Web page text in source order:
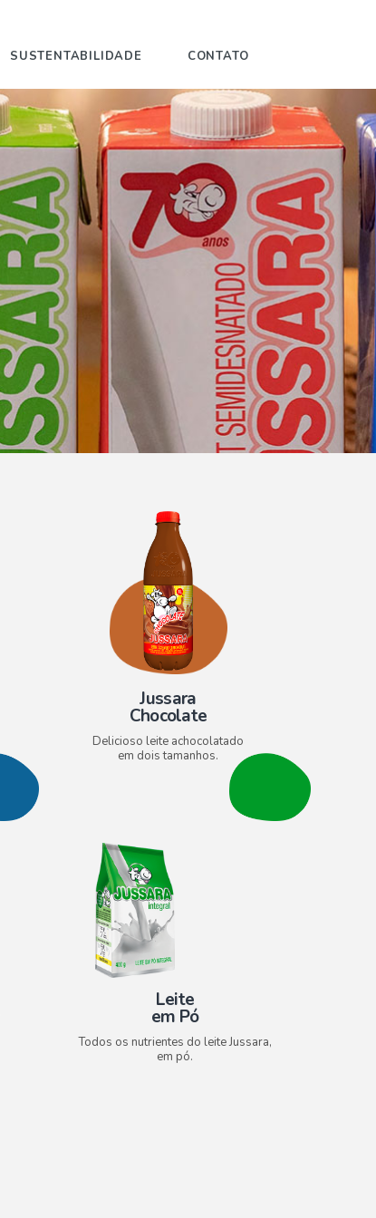
SUSTENTABILIDADE CONTATO
Jussara
Chocolate
Delicioso leite achocolatado
em dois tamanhos.
Leite
em Pó
Todos os nutrientes do leite Jussara,
em pó.